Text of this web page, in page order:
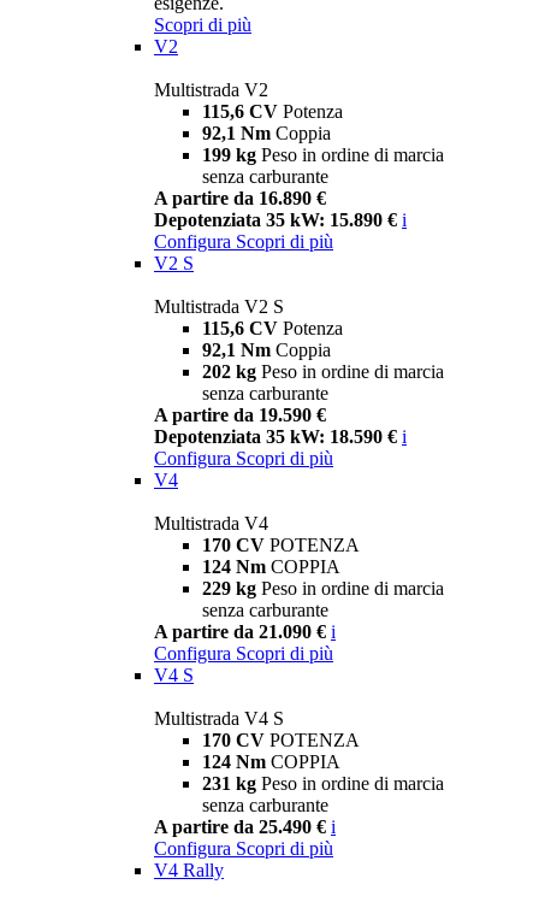
Scopri di più
V2
Multistrada V2
115,6 CV Potenza
92,1 Nm Coppia
199 kg Peso in ordine di marcia
senza carburante
A partire da 16.890 €
Depotenziata 35 kW: 15.890 € i
Configura Scopri di più
V2 S
Multistrada V2 S
115,6 CV Potenza
92,1 Nm Coppia
202 kg Peso in ordine di marcia
senza carburante
A partire da 19.590 €
Depotenziata 35 kW: 18.590 € i
Configura Scopri di più
V4
Multistrada V4
170 CV POTENZA
124 Nm COPPIA
229 kg Peso in ordine di marcia
senza carburante
A partire da 21.090 € i
Configura Scopri di più
V4 S
Multistrada V4 S
170 CV POTENZA
124 Nm COPPIA
231 kg Peso in ordine di marcia
senza carburante
A partire da 25.490 € i
Configura Scopri di più
V4 Rally